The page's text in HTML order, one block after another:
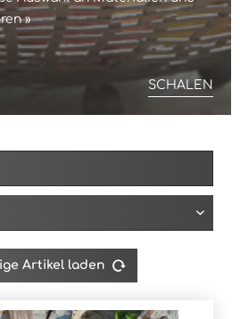
»
SCHALEN
Artikel laden